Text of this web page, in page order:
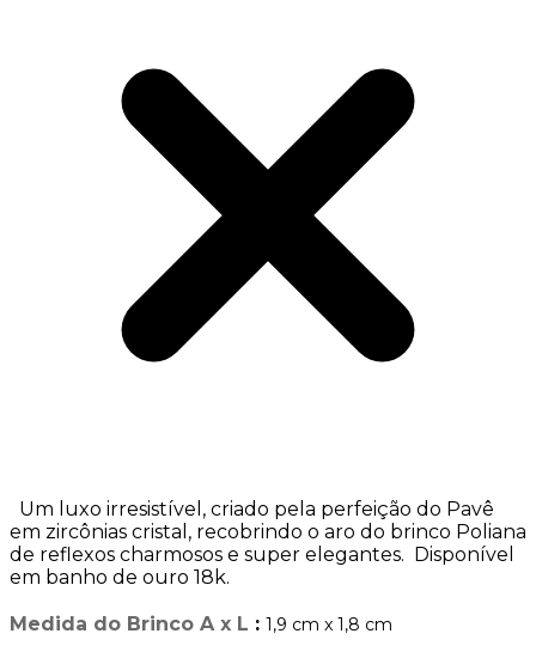
Um luxo irresistível, criado pela perfeição do Pavê
em zircônias cristal, recobrindo o aro do brinco Poliana
de reflexos charmosos e super elegantes. Disponível
em banho de ouro 18k.
Medida do Brinco A x L : 1,9 cm x 1,8 cm